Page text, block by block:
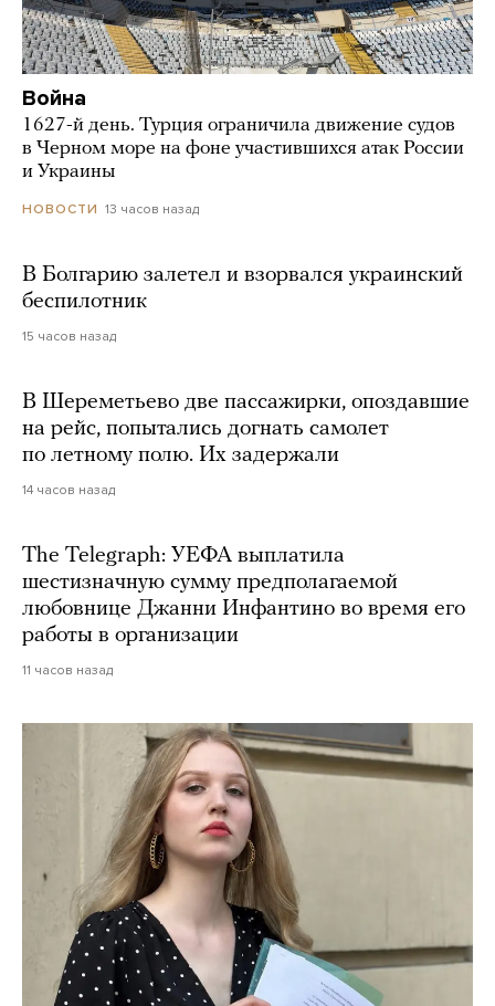
Война
1627-й день. Турция ограничила движение судов
в Черном море на фоне участившихся атак России
и Украины
НОВОСТИ 13 часов назад
В Болгарию залетел и взорвался украинский
беспилотник
15 часов назад
В Шереметьево две пассажирки, опоздавшие
на рейс, попытались догнать самолет
по летному полю. Их задержали
14 часов назад
The Telegraph: УЕФА выплатила
шестизначную сумму предполагаемой
любовнице Джанни Инфантино во время его
работы в организации
11 часов назад